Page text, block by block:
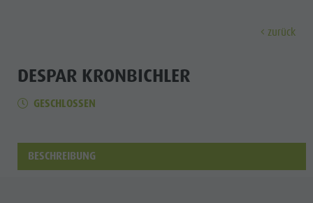
Museen
Orte & Umgebung
Wochenprogramm
Themenwege
Urlaub buchen
Mobilität vor Ort
Bruneck Stadt
Stadtführungen
zurück
DESPAR KRONBICHLER
GESCHLOSSEN
BESCHREIBUNG